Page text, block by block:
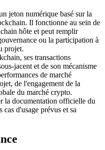
garantie
jeton numérique basé sur la
Il fonctionne au sein de
hôte et peut remplir
ou la participation à
projet.
ses transactions
jacent et de son mécanisme
de marché
de l'engagement de la
du marché crypto.
la documentation officielle du
d'usage prévus et sa